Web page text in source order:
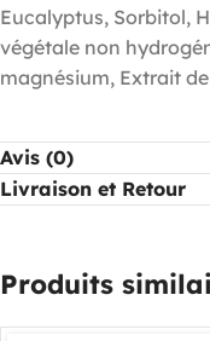
Eucalyptus, Sorbitol,
végétale non
magnésium, Extrait
Avis (0)
Livraison et Retour
Produits